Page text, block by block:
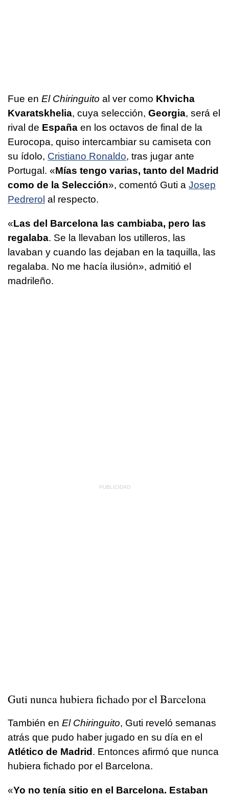
Fue en El Chiringuito al ver como Khvicha
Kvaratskhelia, cuya selección, Georgia, será el
rival de España en los octavos de final de la
Eurocopa, quiso intercambiar su camiseta con
su ídolo, Cristiano Ronaldo, tras jugar ante
Portugal. «Mías tengo varias, tanto del Madrid
como de la Selección», comentó Guti a Josep
Pedrerol al respecto.
«Las del Barcelona las cambiaba, pero las
regalaba. Se la llevaban los utilleros, las
lavaban y cuando las dejaban en la taquilla, las
regalaba. No me hacía ilusión», admitió el
madrileño.
Guti nunca hubiera fichado por el Barcelona
También en El Chiringuito, Guti reveló semanas
atrás que pudo haber jugado en su día en el
Atlético de Madrid. Entonces afirmó que nunca
hubiera fichado por el Barcelona.
«Yo no tenía sitio en el Barcelona. Estaban